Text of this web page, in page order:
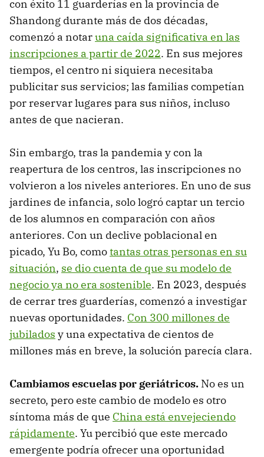
con éxito 11 guarderías en la provincia de
Shandong durante más de dos décadas,
comenzó a notaruna caída significativa en las
inscripciones a partir de 2022. En sus mejores
tiempos, el centro ni siquiera necesitaba
publicitar sus servicios; las familias competían
por reservar lugares para sus niños, incluso
antes de que nacieran.
Sin embargo, tras la pandemia y con la
reapertura de los centros, las inscripciones no
volvieron a los niveles anteriores. En uno de sus
jardines de infancia, solo logró captar un tercio
de los alumnos en comparación con años
anteriores. Con un declive poblacional en
picado, Yu Bo, comotantas otras personas en su
situación, se dio cuenta de que su modelo de
negocio ya no era sostenible. En 2023, después
de cerrar tres guarderías, comenzó a investigar
nuevas oportunidades. Con 300 millones de
jubilados y una expectativa de cientos de
millones más en breve, la solución parecía clara.
Cambiamos escuelas por geriátricos. No es un
secreto, pero este cambio de modelo es otro
síntoma más de que China está envejeciendo
rápidamente. Yu percibió que este mercado
emergente podría ofrecer una oportunidad